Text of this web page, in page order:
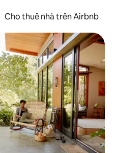
Cho thuê nhà trên Airbnb